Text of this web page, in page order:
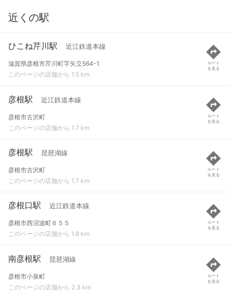
近くの駅
ひこね芹川駅 近江鉄道本線
滋賀県彦根市芹川町字矢立564-1
このページの店舗から 1.5 km
ルート
を見る
彦根駅 近江鉄道本線
彦根市古沢町
このページの店舗から 1.7 km
ルート
を見る
彦根駅 琵琶湖線
彦根市古沢町
このページの店舗から 1.7 km
ルート
を見る
彦根口駅 近江鉄道本線
彦根市西沼波町６５５
このページの店舗から 1.8 km
ルート
を見る
南彦根駅 琵琶湖線
彦根市小泉町
このページの店舗から 2.3 km
ルート
を見る